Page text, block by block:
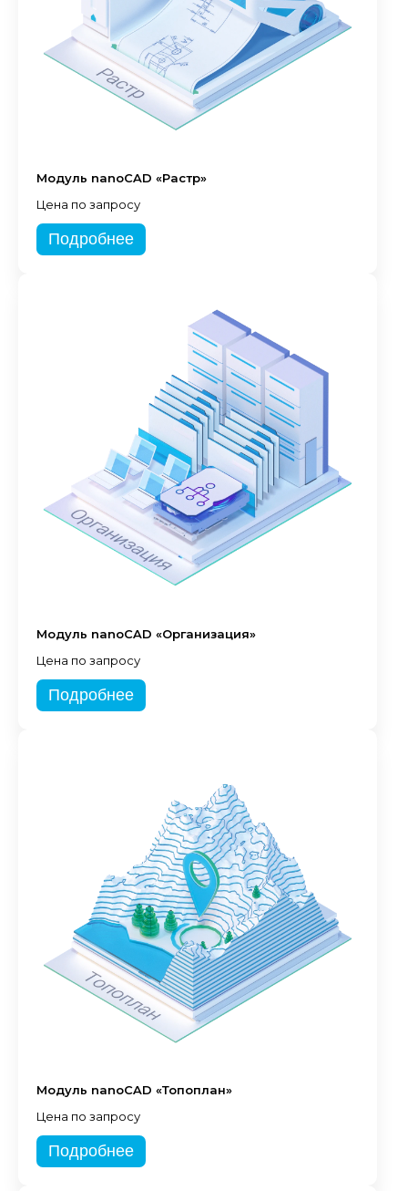
Модуль nanoCAD «Растр»
Цена по запросу
Подробнее
Модуль nanoCAD «Организация»
Цена по запросу
Подробнее
Модуль nanoCAD «Топоплан»
Цена по запросу
Подробнее